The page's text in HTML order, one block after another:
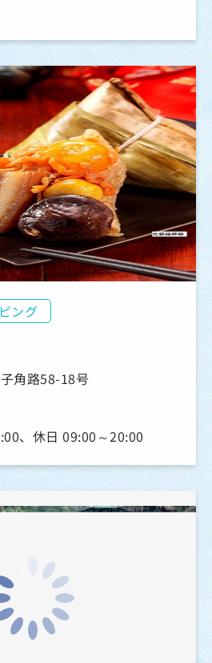
ング
角路58-18号
、休日 09:00～20:00